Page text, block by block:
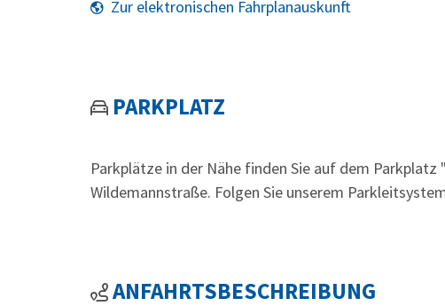
Zur elektronischen Fahrplanauskunft
PARKPLATZ
Parkplätze in der Nähe finden Sie auf dem
Wildemannstraße. Folgen Sie unserem
ANFAHRTSBESCHREIBUNG